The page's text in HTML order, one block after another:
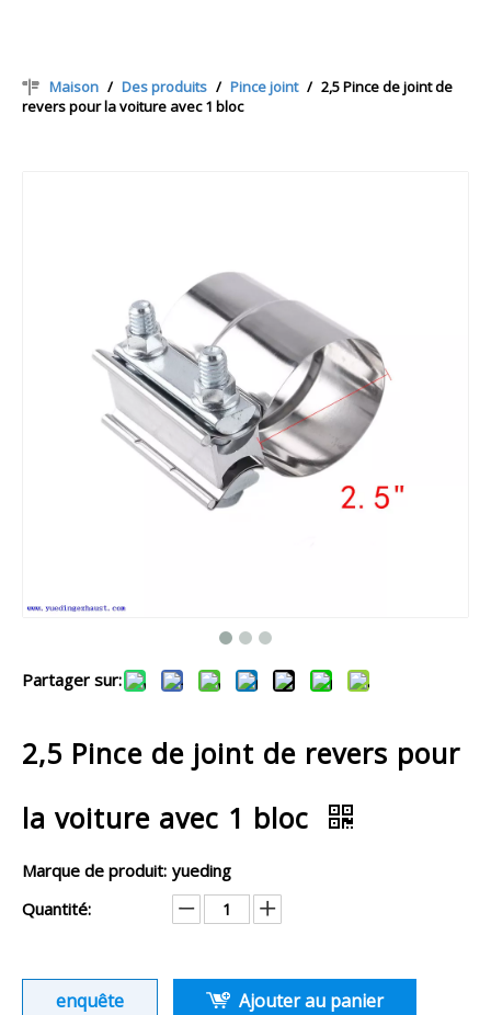
Maison / Des produits / Pince joint / 2,5 Pince de joint de
revers pour la voiture avec 1 bloc
Partager sur:
2,5 Pince de joint de revers pour
la voiture avec 1 bloc
Marque de produit: yueding
Quantité:
enquête Ajouter au panier